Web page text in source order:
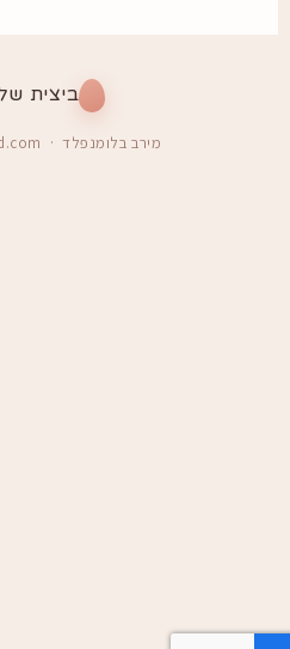
ביצית של
מירב בלומנפלד · meravblumenfeld.com